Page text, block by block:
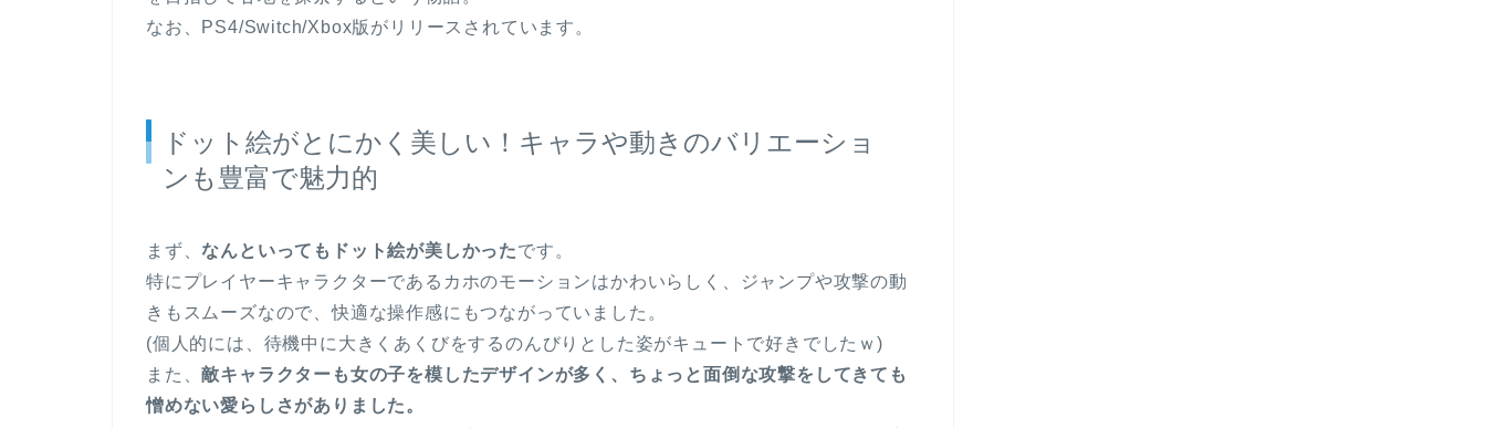
なお、PS4/Switch/Xbox版がリリースされています。
ドット絵がとにかく美しい！キャラや動きのバリエーショ
ンも豊富で魅力的
まず、なんといってもドット絵が美しかったです。
特にプレイヤーキャラクターであるカホのモーションはかわいらしく、ジャンプや攻撃の動
きもスムーズなので、快適な操作感にもつながっていました。
(個人的には、待機中に大きくあくびをするのんびりとした姿がキュートで好きでしたｗ)
また、敵キャラクターも女の子を模したデザインが多く、ちょっと面倒な攻撃をしてきても
憎めない愛らしさがありました。